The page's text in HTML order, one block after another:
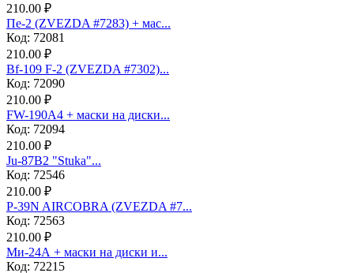
210.00 ₽
Пе-2 (ZVEZDA #7283) + мас...
Код: 72081
210.00 ₽
Bf-109 F-2 (ZVEZDA #7302)...
Код: 72090
210.00 ₽
FW-190A4 + маски на диски...
Код: 72094
210.00 ₽
Ju-87B2 "Stuka"...
Код: 72546
210.00 ₽
P-39N AIRCOBRA (ZVEZDA #7...
Код: 72563
210.00 ₽
Ми-24А + маски на диски и...
Код: 72215